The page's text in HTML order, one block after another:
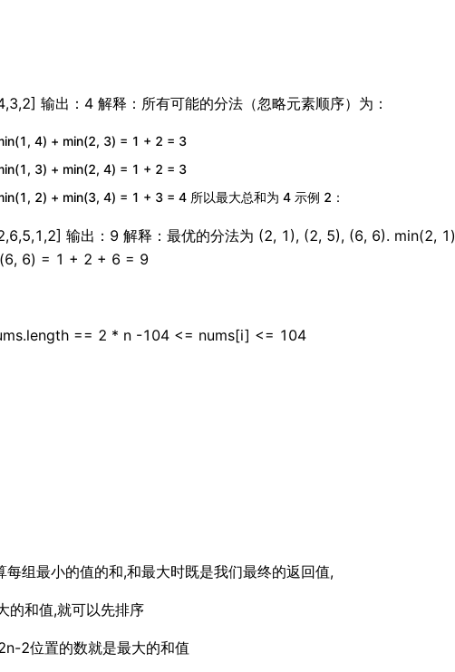
输出：4 解释：所有可能的分法（忽略元素顺序）为：
4) + min(2, 3) = 1 + 2 = 3
3) + min(2, 4) = 1 + 2 = 3
2) + min(3, 4) = 1 + 3 = 4 所以最大总和为 4 示例 2：
输出：9 解释：最优的分法为 (2, 1), (2, 5), (6, 6). min(2, 1)
6) = 1 + 2 + 6 = 9
== 2 * n -104 <= nums[i] <= 104
每组最小的值的和,和最大时既是我们最终的返回值,
的和值,就可以先排序
2位置的数就是最大的和值